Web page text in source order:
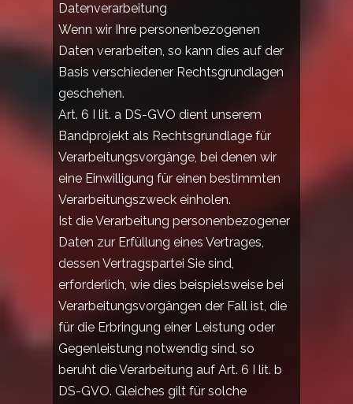
Datenverarbeitung
Wenn wir Ihre personenbezogenen
Daten verarbeiten, so kann dies auf der
Basis verschiedener Rechtsgrundlagen
geschehen.
Art. 6 I lit. a DS-GVO dient unserem
Bandprojekt als Rechtsgrundlage für
Verarbeitungsvorgänge, bei denen wir
eine Einwilligung für einen bestimmten
Verarbeitungszweck einholen.
Ist die Verarbeitung personenbezogener
Daten zur Erfüllung eines Vertrages,
dessen Vertragspartei Sie sind,
erforderlich, wie dies beispielsweise bei
Verarbeitungsvorgängen der Fall ist, die
für die Erbringung einer Leistung oder
Gegenleistung notwendig sind, so
beruht die Verarbeitung auf Art. 6 I lit. b
DS-GVO. Gleiches gilt für solche